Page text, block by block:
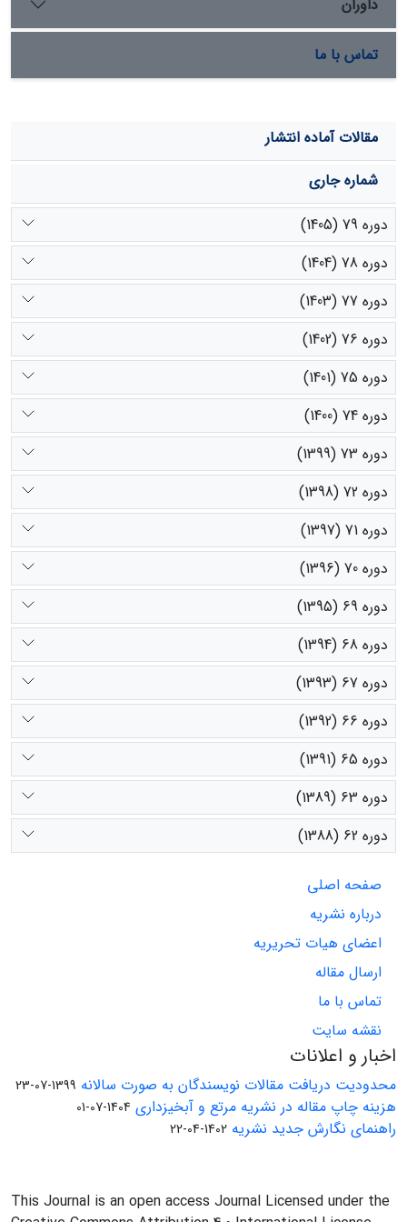
داوران
تماس با ما
مقالات آماده انتشار
شماره جاری
دوره 79 (1405)
دوره 78 (1404)
دوره 77 (1403)
دوره 76 (1402)
دوره 75 (1401)
دوره 74 (1400)
دوره 73 (1399)
دوره 72 (1398)
دوره 71 (1397)
دوره 70 (1396)
دوره 69 (1395)
دوره 68 (1394)
دوره 67 (1393)
دوره 66 (1392)
دوره 65 (1391)
دوره 63 (1389)
دوره 62 (1388)
صفحه اصلی
درباره نشریه
اعضای هیات تحریریه
ارسال مقاله
تماس با ما
نقشه سایت
اخبار و اعلانات
محدودیت دریافت مقالات نویسندگان به صورت سالانه 1399-07-23
هزینه چاپ مقاله در نشریه مرتع و آبخیزداری 1404-07-01
راهنمای نگارش جدید نشریه 1402-04-22
This Journal is an open access Journal Licensed under the